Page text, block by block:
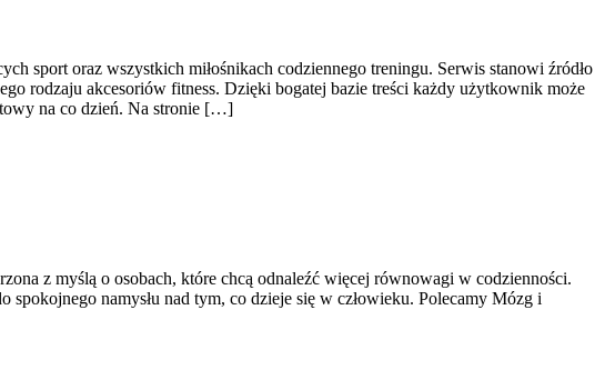
sport oraz wszystkich miłośnikach codziennego treningu. Serwis stanowi źródło
rodzaju akcesoriów fitness. Dzięki bogatej bazie treści każdy użytkownik może
na co dzień. Na stronie […]
z myślą o osobach, które chcą odnaleźć więcej równowagi w codzienności.
spokojnego namysłu nad tym, co dzieje się w człowieku. Polecamy Mózg i